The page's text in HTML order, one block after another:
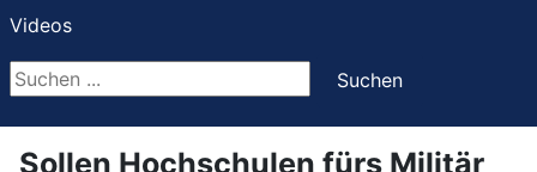
Videos
Suchen ...
Suchen
Sollen Hochschulen fürs Militär